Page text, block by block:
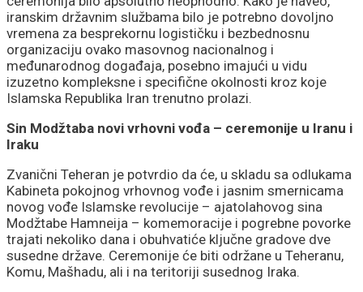
iranskim državnim službama bilo je potrebno dovoljno
vremena za besprekornu logističku i bezbednosnu
organizaciju ovako masovnog nacionalnog i
međunarodnog događaja, posebno imajući u vidu
izuzetno kompleksne i specifične okolnosti kroz koje
Islamska Republika Iran trenutno prolazi.
Sin Modžtaba novi vrhovni vođa – ceremonije u Iranu i
Iraku
Zvanični Teheran je potvrdio da će, u skladu sa odlukama
Kabineta pokojnog vrhovnog vođe i jasnim smernicama
novog vođe Islamske revolucije – ajatolahovog sina
Modžtabe Hamneija – komemoracije i pogrebne povorke
trajati nekoliko dana i obuhvatiće ključne gradove dve
susedne države. Ceremonije će biti održane u Teheranu,
Komu, Mašhadu, ali i na teritoriji susednog Iraka.